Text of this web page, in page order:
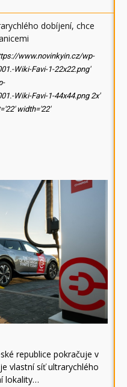
dobíjení, chce
www.novinkyin.cz/wp-
Wiki-Favi-1-22x22.png'
Wiki-Favi-1-44x44.png 2x'
width='22'
republice pokračuje v
vlastní síť ultrarychlého
lokality…